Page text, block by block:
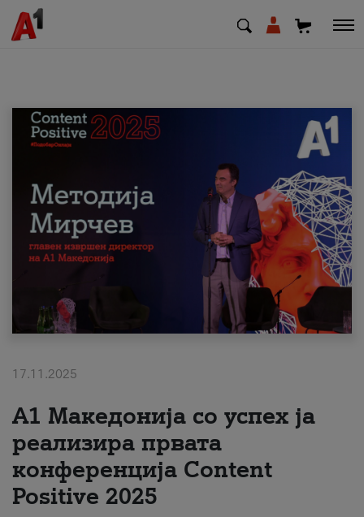
МК EN
Приватни Деловни
Поддршка
Надополни кредит
#ПодобарОнлајн
17.11.2025
А1 Македонија со успех ја
реализира првата
конференција Content
Positive 2025